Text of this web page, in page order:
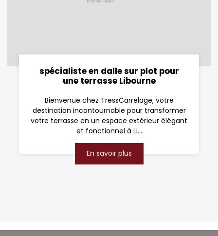
spécialiste en dalle sur plot pour
une terrasse Libourne
Bienvenue chez TressCarrelage, votre
destination incontournable pour transformer
votre terrasse en un espace extérieur élégant
et fonctionnel à Li...
En savoir plus